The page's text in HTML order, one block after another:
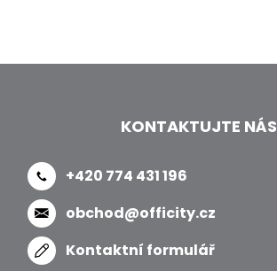
KONTAKTUJTE NÁS
+420 774 431 196
obchod@officity.cz
Kontaktní formulář